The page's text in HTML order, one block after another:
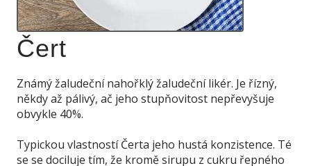
Čert
Známý žaludeční nahořklý žaludeční likér. Je řízný,
někdy až pálivý, ač jeho stupňovitost nepřevyšuje
obvykle 40%.
Typickou vlastností Čerta jeho hustá konzistence. Té
se se dociluje tím, že kromě sirupu z cukru řepného